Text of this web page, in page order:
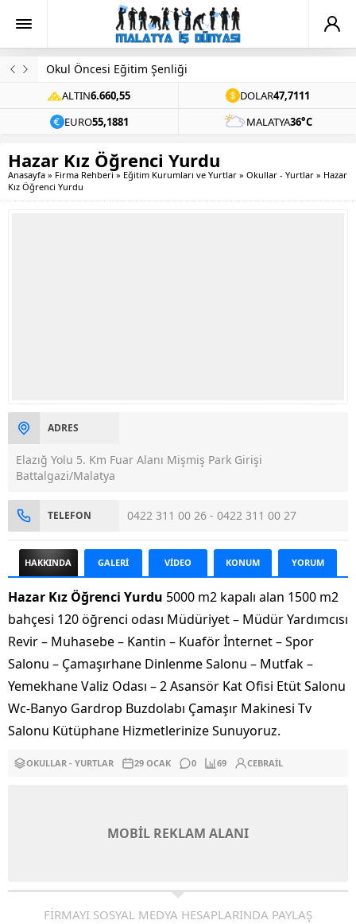
Evinde Ölü Bulundu
ALTIN6.660,55 DOLAR47,7111
EURO55,1881 MALATYA36°C
Hazar Kız Öğrenci Yurdu
Anasayfa » Firma Rehberi » Eğitim Kurumları ve Yurtlar » Okullar - Yurtlar » Hazar
Kız Öğrenci Yurdu
ADRES
Elazığ Yolu 5. Km Fuar Alanı Mişmiş Park Girişi
Battalgazi/Malatya
TELEFON 0422 311 00 26 - 0422 311 00 27
HAKKINDA GALERİ VİDEO KONUM YORUM
Hazar Kız Öğrenci Yurdu 5000 m2 kapalı alan 1500 m2
bahçesi 120 öğrenci odası Müdüriyet – Müdür Yardımcısı
Revir – Muhasebe – Kantin – Kuaför İnternet – Spor
Salonu – Çamaşırhane Dinlenme Salonu – Mutfak –
Yemekhane Valiz Odası – 2 Asansör Kat Ofisi Etüt Salonu
Wc-Banyo Gardrop Buzdolabı Çamaşır Makinesi Tv
Salonu Kütüphane Hizmetlerinize Sunuyoruz.
OKULLAR - YURTLAR 29 OCAK 0 69 CEBRAIL
MOBİL REKLAM ALANI
FİRMAYI SOSYAL MEDYA HESAPLARINDA PAYLAŞ